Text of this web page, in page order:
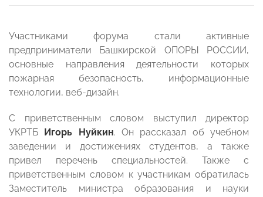
Участниками форума стали активные
предприниматели Башкирской ОПОРЫ РОССИИ,
основные направления деятельности которых
пожарная безопасность, информационные
технологии, веб-дизайн.
С приветственным словом выступил директор
УКРТБ
Игорь Нуйкин. Он рассказал об учебном
заведении и достижениях студентов, а также
привел перечень специальностей. Также с
приветственным словом к участникам обратилась
Заместитель министра образования и науки